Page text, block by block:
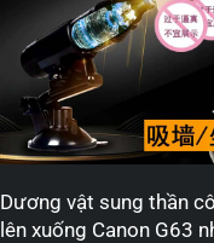
Dương vật sung thần
lên xuống Canon G63